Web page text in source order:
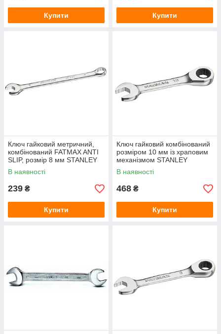
Купити Купити
Ключ гайковий метричний,
комбінований FATMAX ANTI
SLIP, розмір 8 мм STANLEY
FMMT13031-0
В наявності
239 ₴
Купити
Ключ гайковий комбінований
розміром 10 мм із храповим
механізмом STANLEY
FMMT13098-0
В наявності
468 ₴
Купити